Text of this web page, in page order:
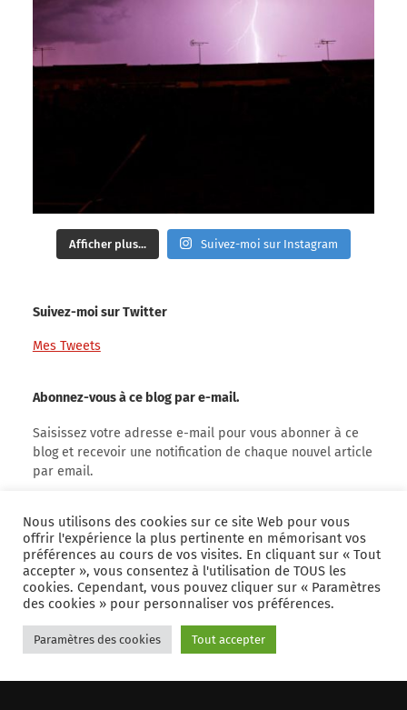
Afficher plus... Suivez-moi sur Instagram
Suivez-moi sur Twitter
Mes Tweets
Abonnez-vous à ce blog par e-mail.
Saisissez votre adresse e-mail pour vous abonner à ce
blog et recevoir une notification de chaque nouvel article
par email.
e-
mail
Abonnez-vous
Nous utilisons des cookies sur ce site Web pour vous
offrir l'expérience la plus pertinente en mémorisant vos
préférences au cours de vos visites. En cliquant sur « Tout
accepter », vous consentez à l'utilisation de TOUS les
cookies. Cependant, vous pouvez cliquer sur « Paramètres
des cookies » pour personnaliser vos préférences.
Paramètres des cookies Tout accepter